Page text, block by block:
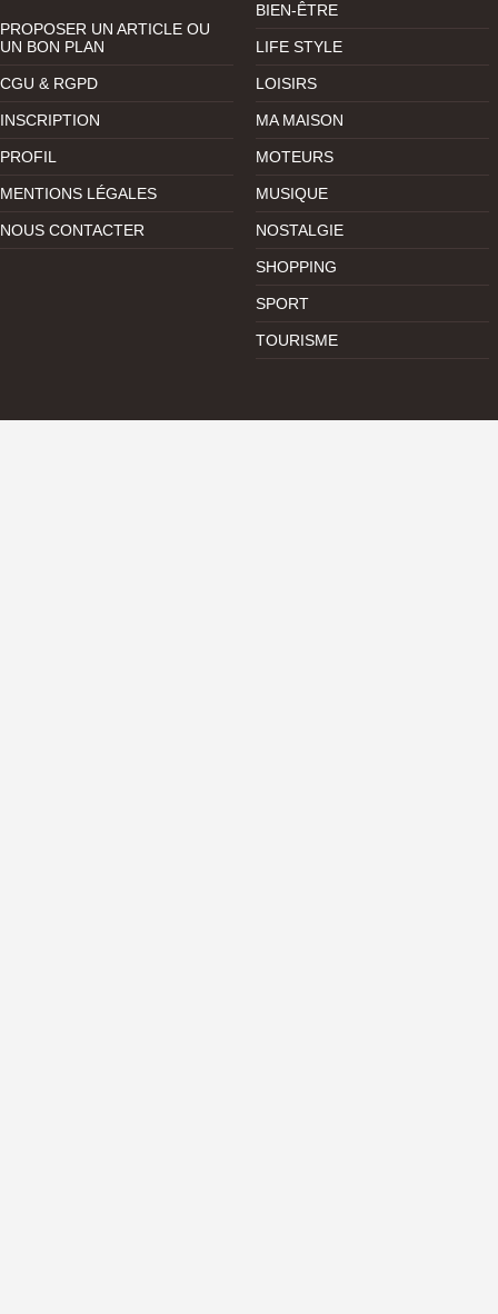
PROPOSER UN ARTICLE OU
UN BON PLAN
CGU & RGPD
INSCRIPTION
PROFIL
MENTIONS LÉGALES
NOUS CONTACTER
BIEN-ÊTRE
LIFE STYLE
LOISIRS
MA MAISON
MOTEURS
MUSIQUE
NOSTALGIE
SHOPPING
SPORT
TOURISME